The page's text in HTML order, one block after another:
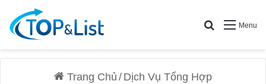
Menu
Search for
Trang Chủ / Dịch Vụ Tổng Hợp